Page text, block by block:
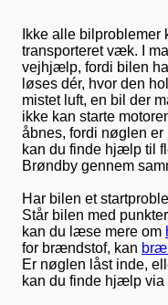
Ikke alle
transporteret væk. I
vejhjælp, fordi bilen
løses dér, hvor den
mistet luft, en bil der
ikke kan starte
åbnes, fordi nøglen
kan du finde hjælp til
Brøndby gennem
Har bilen et
Står bilen med
kan du læse mere om
for brændstof, kan
Er nøglen låst inde,
kan du finde hjælp via